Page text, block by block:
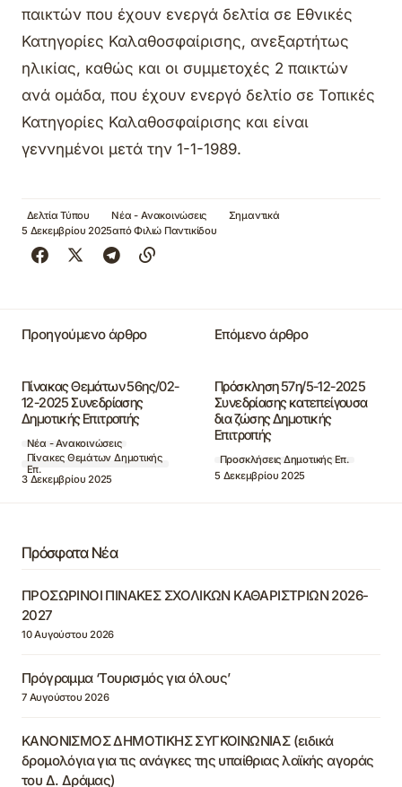
παικτών που έχουν ενεργά δελτία σε Εθνικές
Κατηγορίες Καλαθοσφαίρισης, ανεξαρτήτως
ηλικίας, καθώς και οι συμμετοχές 2 παικτών
ανά ομάδα, που έχουν ενεργό δελτίο σε Τοπικές
Κατηγορίες Καλαθοσφαίρισης και είναι
γεννημένοι μετά την 1-1-1989.
Δελτία Τύπου Νέα - Ανακοινώσεις
Σημαντικά
5 Δεκεμβρίου 2025απόΦιλιώ Παντικίδου
Προηγούμενο άρθρο
Πίνακας Θεμάτων 56ης/02-
12-2025 Συνεδρίασης
Δημοτικής Επιτροπής
Νέα - Ανακοινώσεις
Πίνακες Θεμάτων Δημοτικής
Επ.
3 Δεκεμβρίου 2025
Επόμενο άρθρο
Πρόσκληση 57η/5-12-2025
Συνεδρίασης κατεπείγουσα
δια ζώσης Δημοτικής
Επιτροπής
Προσκλήσεις Δημοτικής Επ.
5 Δεκεμβρίου 2025
Πρόσφατα Νέα
ΠΡΟΣΩΡΙΝΟΙ ΠΙΝΑΚΕΣ ΣΧΟΛΙΚΩΝ ΚΑΘΑΡΙΣΤΡΙΩΝ 2026-
2027
10 Αυγούστου 2026
Πρόγραμμα ‘Τουρισμός για όλους’
7 Αυγούστου 2026
ΚΑΝΟΝΙΣΜΟΣ ΔΗΜΟΤΙΚΗΣ ΣΥΓΚΟΙΝΩΝΙΑΣ (ειδικά
δρομολόγια για τις ανάγκες της υπαίθριας λαϊκής αγοράς
του Δ. Δράμας)